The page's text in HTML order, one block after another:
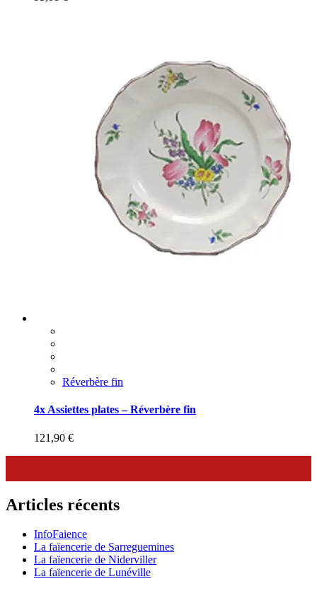
Réverbère fin
4x Assiettes plates – Réverbère fin
121,90 €
Articles récents
InfoFaience
La faïencerie de Sarreguemines
La faïencerie de Niderviller
La faïencerie de Lunéville